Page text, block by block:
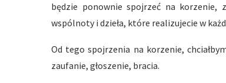
będzie ponownie spojrzeć na korzenie,
wspólnoty i dzieła, które realizujecie w
Od tego spojrzenia na korzenie,
zaufanie, głoszenie, bracia.